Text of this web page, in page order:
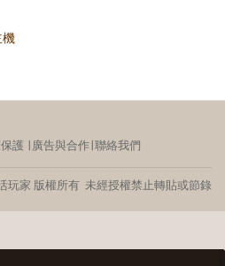
機
護 ∣廣告與合作∣聯絡我們
玩家 版權所有 未經授權禁止轉貼或節錄